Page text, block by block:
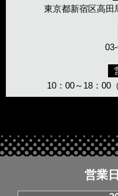
東京都新宿区高田
10：00～18：00
営業